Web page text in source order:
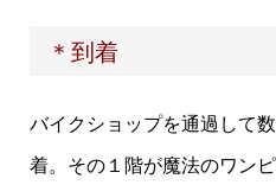
＊到着
バイクショップを通過して
着。その１階が魔法のワン